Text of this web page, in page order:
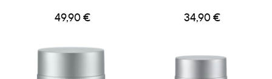
49,90 € 34,90 €